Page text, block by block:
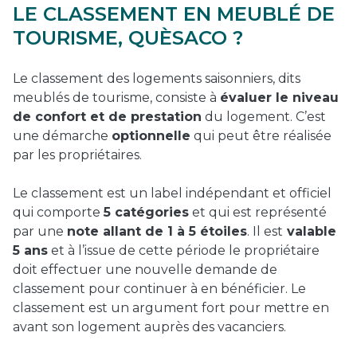
LE CLASSEMENT EN MEUBLÉ DE
TOURISME, QUÈSACO ?
Le classement des logements saisonniers, dits
meublés de tourisme, consiste à évaluer le niveau
de confort et de prestation du logement. C’est
une démarche optionnelle qui peut être réalisée
par les propriétaires.
Le classement est un label indépendant et officiel
qui comporte5 catégories et qui est représenté
par une note allant de 1 à 5 étoiles. Il est valable
5 ans et à l’issue de cette période le propriétaire
doit effectuer une nouvelle demande de
classement pour continuer à en bénéficier. Le
classement est un argument fort pour mettre en
avant son logement auprès des vacanciers.